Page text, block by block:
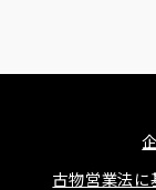
古物営業法に